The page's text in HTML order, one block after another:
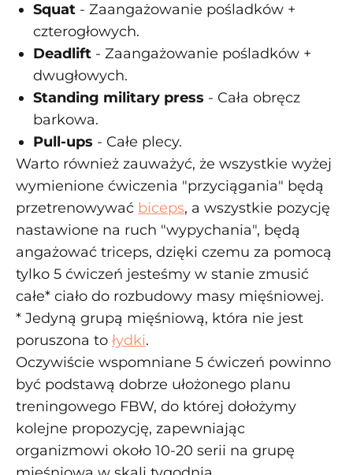
Squat- Zaangażowanie pośladków +
czterogłowych.
Deadlift - Zaangażowanie pośladków +
dwugłowych.
Standing military press - Cała obręcz
barkowa.
Pull-ups - Całe plecy.
Warto również zauważyć, że wszystkie wyżej
wymienione ćwiczenia "przyciągania" będą
przetrenowywać biceps, a wszystkie pozycję
nastawione na ruch "wypychania", będą
angażować triceps, dzięki czemu za pomocą
tylko 5 ćwiczeń jesteśmy w stanie zmusić
całe* ciało do rozbudowy masy mięśniowej.
* Jedyną grupą mięśniową, która nie jest
poruszona to łydki.
Oczywiście wspomniane 5 ćwiczeń powinno
być podstawą dobrze ułożonego planu
treningowego FBW, do której dołożymy
kolejne propozycję, zapewniając
organizmowi około 10-20 serii na grupę